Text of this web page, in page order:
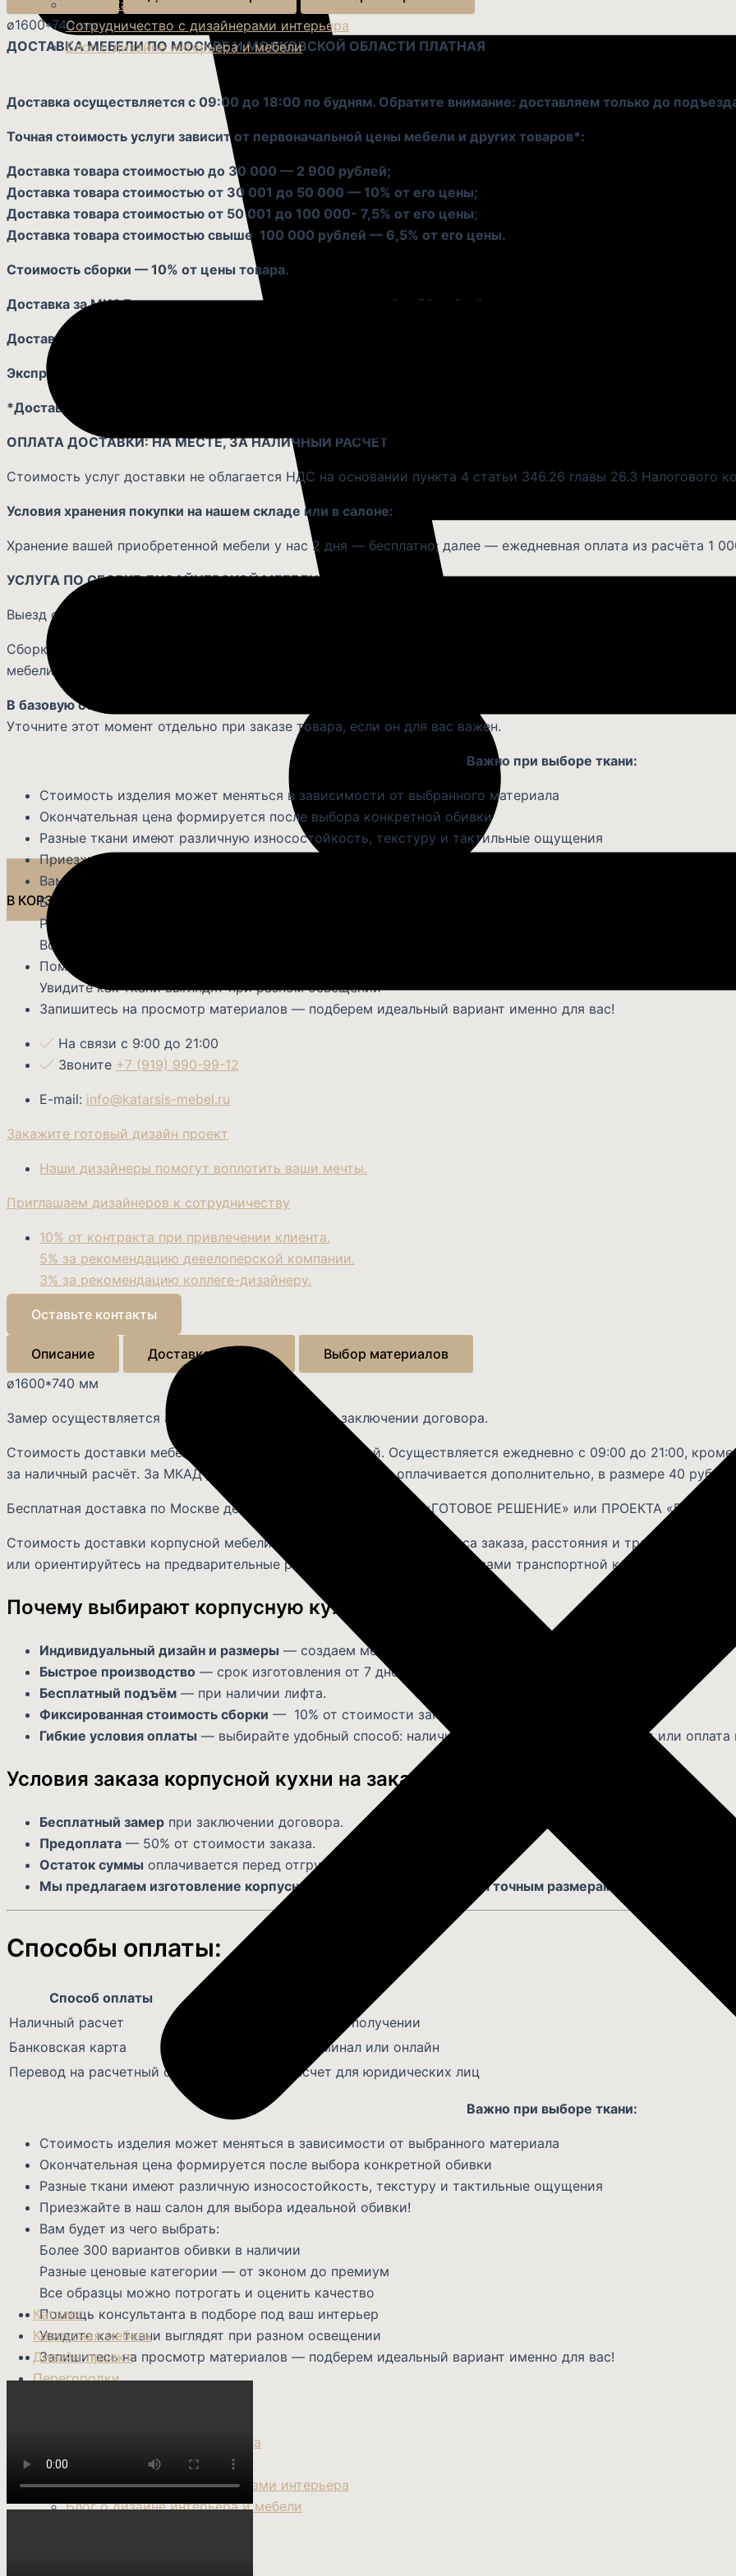
Доставка и сборка
Сотрудничество с дизайнерами интерьера
Блог о дизайне интерьера и мебели
Каталог
Корпусная мебель
Дизайн-проект
Перегородки
Контакты магазинов и склада
Доставка и сборка
Сотрудничество с дизайнерами интерьера
Блог о дизайне интерьера и мебели
В КОРЗИНУ
ø1600*740 мм
ДОСТАВКА МЕБЕЛИ ПО МОСКВЕ И МОСКОВСКОЙ ОБЛАСТИ ПЛАТНАЯ
Доставка осуществляется с 09:00 до 18:00 по будням. Обратите внимание: доставляем только до
Точная стоимость услуги зависит от первоначальной цены мебели и других товаров*:
Доставка товара стоимостью до 30 000 — 2 900 рублей;
Доставка товара стоимостью от 30 001 до 50 000 — 10% от его цены;
Доставка товара стоимостью от 50 001 до 100 000- 7,5% от его цены;
Доставка товара стоимостью свыше 100 000 рублей — 6,5% от его цены.
Стоимость сборки — 10% от цены товара.
Доставка за МКАДоплачивается дополнительно, из расчёта 50 рублей за километр пути.
Доставка в транспортно-грунтовый узел
Экспресс-доставка в день заказа
*Доставка и сборка мебели из раздела РАСПРОДАЖА
ОПЛАТА ДОСТАВКИ: НА МЕСТЕ, ЗА НАЛИЧНЫЙ РАСЧЁТ
Стоимость услуг доставки не облагается НДС на основании пункта 4 статьи 346.26 главы 26.3 Налогового
Условия хранения покупки на нашем складе или в салоне:
Хранение вашей приобретенной мебели у нас 2 дня — бесплатно; далее — ежедневная оплата из расчёта 1
УСЛУГА ПО СБОРКЕ ДИЗАЙНЕРСКОЙ МЕБЕЛИ
Выезд сборщика к заказчику для проведения работ: в пределах Москвы и г. Химки: бесплатно.
Сборка мебели, приобретенной в салоне мебели «Катарсис», осуществляется платно, цена этой услуги
мебели и и составляет 10%.
В базовую стоимость доставки не входит подъем и внос в квартиру. Мы доставляем товары только до
Уточните этот момент отдельно при заказе товара, если он для вас важен.
Важно при выборе ткани:
Стоимость изделия может меняться в зависимости от выбранного материала
Окончательная цена формируется после выбора конкретной обивки
Разные ткани имеют различную износостойкость, текстуру и тактильные ощущения
Приезжайте в наш салон для выбора идеальной обивки!
Вам будет из чего выбрать:
Более 300 вариантов обивки в наличии
Разные ценовые категории — от эконом до премиум
Все образцы можно потрогать и оценить качество
Помощь консультанта в подборе под ваш интерьер
Увидите как ткани выглядят при разном освещении
Запишитесь на просмотр материалов — подберем идеальный вариант именно для вас!
На связи с 9:00 до 21:00
Звоните +7 (919) 990-99-12
E-mail: info@katarsis-mebel.ru
Закажите готовый дизайн проект
Наши дизайнеры помогут воплотить ваши мечты.
Приглашаем дизайнеров к сотрудничеству
10% от контракта при привлечении клиента.
5% за рекомендацию девелоперской компании.
3% за рекомендацию коллеге-дизайнеру.
Оставьте контакты
Описание Доставка и оплата
Выбор материалов
ø1600*740 мм
Замер осуществляется абсолютно бесплатно, при заключении договора.
Стоимость доставки мебели по Москве от 3 000 рублей. Осуществляется ежедневно с 09:00 до 21:00,
за наличный расчёт. За МКАД доставка корпусной мебели оплачивается дополнительно, в размере 40
Бесплатная доставка по Москве действует в рамках ПРОЕКТА «ГОТОВОЕ РЕШЕНИЕ» или ПРОЕКТА «ВСЕ
Стоимость доставки корпусной мебели по России — зависит от веса заказа, расстояния и транспортной
или ориентируйтесь на предварительные расчёты на сайте выбранной вами транспортной компании.
Почему выбирают корпусную кухню на заказ?
Индивидуальный дизайн и размеры — создаем мебель, идеально вписывающуюся в ваш интерьер.
Быстрое производство — срок изготовления от 7 дней.
Бесплатный подъём — при наличии лифта.
Фиксированная стоимость сборки — 10% от стоимости заказа.
Гибкие условия оплаты — выбирайте удобный способ: наличные, банковская карта, перевод или оплата
Условия заказа корпусной кухни на заказ у нас:
Бесплатный замер при заключении договора.
Предоплата — 50% от стоимости заказа.
Остаток суммы оплачивается перед отгрузкой с фабрики.
Мы предлагаем изготовление корпусных кухонь на заказ по вашим точным размерам и
Способы оплаты:
Способ оплаты
Наличный расчет
Оплата наличными при получении
Банковская карта
Перевод через терминал или онлайн
Перевод на расчетный счет
Безналичный расчет для юридических лиц
Важно при выборе ткани:
Стоимость изделия может меняться в зависимости от выбранного материала
Окончательная цена формируется после выбора конкретной обивки
Разные ткани имеют различную износостойкость, текстуру и тактильные ощущения
Приезжайте в наш салон для выбора идеальной обивки!
Вам будет из чего выбрать:
Более 300 вариантов обивки в наличии
Разные ценовые категории — от эконом до премиум
Все образцы можно потрогать и оценить качество
Помощь консультанта в подборе под ваш интерьер
Увидите как ткани выглядят при разном освещении
Запишитесь на просмотр материалов — подберем идеальный вариант именно для вас!